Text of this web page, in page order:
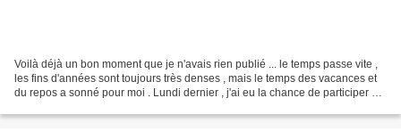
Voilà déjà un bon moment que je n'avais rien publié ... le temps passe vite ,
les fins d'années sont toujours très denses , mais le temps des vacances et
du repos a sonné pour moi . Lundi dernier , j'ai eu la chance de participer à